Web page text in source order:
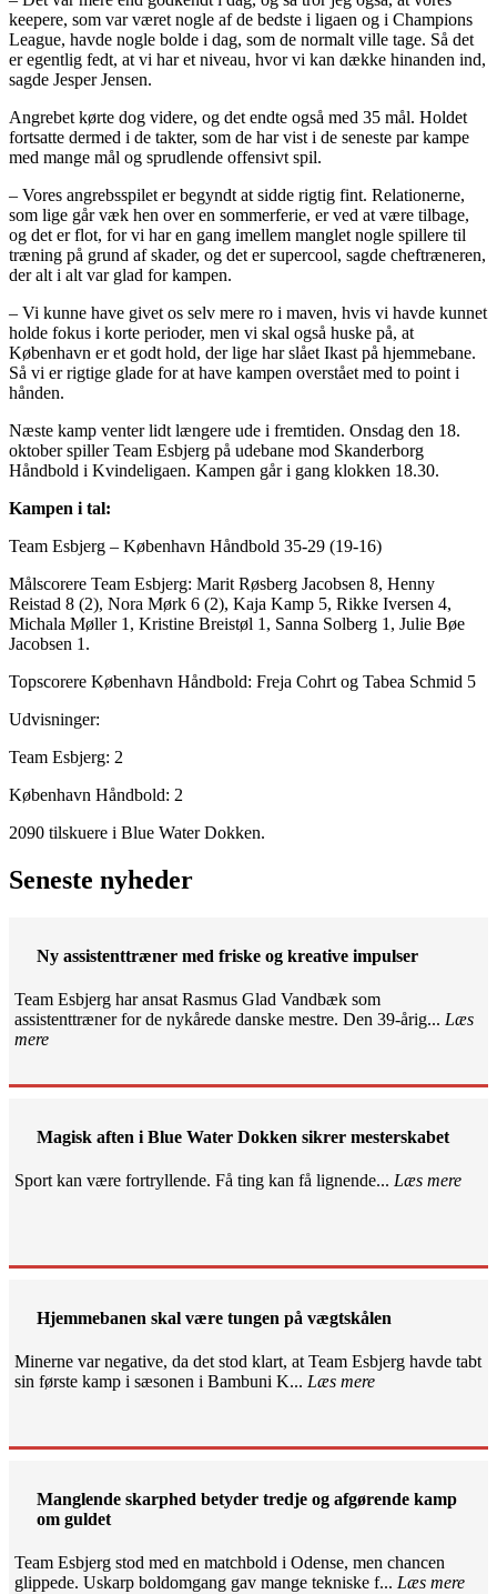
keepere, som var været nogle af de bedste i ligaen og i Champions
League, havde nogle bolde i dag, som de normalt ville tage. Så det
er egentlig fedt, at vi har et niveau, hvor vi kan dække hinanden ind,
sagde Jesper Jensen.
Angrebet kørte dog videre, og det endte også med 35 mål. Holdet
fortsatte dermed i de takter, som de har vist i de seneste par kampe
med mange mål og sprudlende offensivt spil.
– Vores angrebsspilet er begyndt at sidde rigtig fint. Relationerne,
som lige går væk hen over en sommerferie, er ved at være tilbage,
og det er flot, for vi har en gang imellem manglet nogle spillere til
træning på grund af skader, og det er supercool, sagde cheftræneren,
der alt i alt var glad for kampen.
– Vi kunne have givet os selv mere ro i maven, hvis vi havde kunnet
holde fokus i korte perioder, men vi skal også huske på, at
København er et godt hold, der lige har slået Ikast på hjemmebane.
Så vi er rigtige glade for at have kampen overstået med to point i
hånden.
Næste kamp venter lidt længere ude i fremtiden. Onsdag den 18.
oktober spiller Team Esbjerg på udebane mod Skanderborg
Håndbold i Kvindeligaen. Kampen går i gang klokken 18.30.
Kampen i tal:
Team Esbjerg – København Håndbold 35-29 (19-16)
Målscorere Team Esbjerg: Marit Røsberg Jacobsen 8, Henny
Reistad 8 (2), Nora Mørk 6 (2), Kaja Kamp 5, Rikke Iversen 4,
Michala Møller 1, Kristine Breistøl 1, Sanna Solberg 1, Julie Bøe
Jacobsen 1.
Topscorere København Håndbold: Freja Cohrt og Tabea Schmid 5
Udvisninger:
Team Esbjerg: 2
København Håndbold: 2
2090 tilskuere i Blue Water Dokken.
Seneste nyheder
Ny assistenttræner med friske og kreative impulser
Team Esbjerg har ansat Rasmus Glad Vandbæk som
assistenttræner for de nykårede danske mestre. Den 39-årig... Læs
mere
Magisk aften i Blue Water Dokken sikrer mesterskabet
Sport kan være fortryllende. Få ting kan få lignende... Læs mere
Hjemmebanen skal være tungen på vægtskålen
Minerne var negative, da det stod klart, at Team Esbjerg havde tabt
sin første kamp i sæsonen i Bambuni K... Læs mere
Manglende skarphed betyder tredje og afgørende kamp
om guldet
Team Esbjerg stod med en matchbold i Odense, men chancen
glippede. Uskarp boldomgang gav mange tekniske f... Læs mere